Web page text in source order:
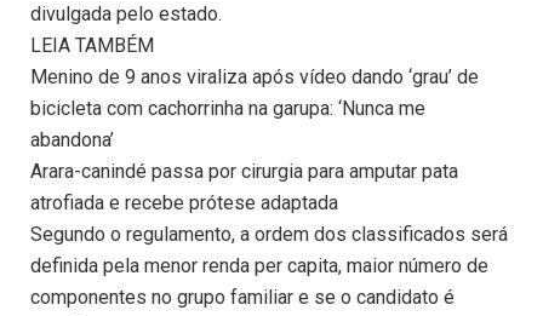
divulgada pelo estado.
LEIA TAMBÉM
Menino de 9 anos viraliza após vídeo dando ‘grau’ de
bicicleta com cachorrinha na garupa: ‘Nunca me
abandona’
Arara-canindé passa por cirurgia para amputar pata
atrofiada e recebe prótese adaptada
Segundo o regulamento, a ordem dos classificados será
definida pela menor renda per capita, maior número de
componentes no grupo familiar e se o candidato é